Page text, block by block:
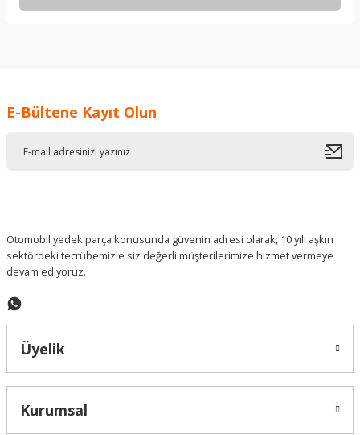
Ürün resmi kalitesiz, bozuk veya görüntülenemiyor.
E-Bültene Kayıt Olun
Otomobil yedek parça konusunda güvenin adresi olarak, 10 yılı aşkın
sektördeki tecrübemizle siz değerli müşterilerimize hizmet vermeye
devam ediyoruz.
Üyelik
Kurumsal